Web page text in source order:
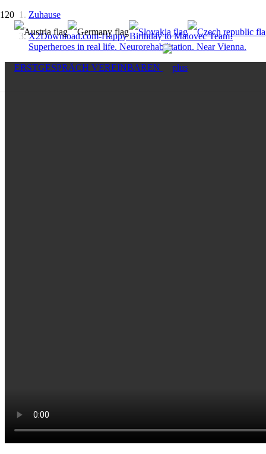
ERSTGESPRÄCH VEREINBAREN
Zuhause
X2Download.com-Happy Birthday to Malovec Team!
Superheroes in real life. Neurorehabilitation. Near Vienna.